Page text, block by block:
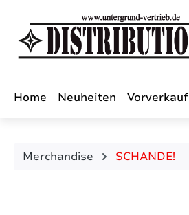
Hauptinhalt springen
Zur Suche springen
Zur Hauptnavigation springen
Home Neuheiten Vorverkauf
Merchandise SCHANDE!